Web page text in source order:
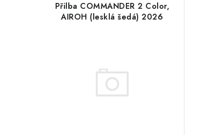
Přilba COMMANDER 2 Color,
AIROH (lesklá šedá) 2026